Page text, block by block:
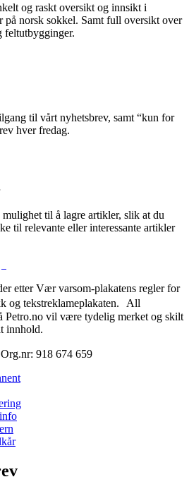
og raskt oversikt og innsikt i
på norsk sokkel. Samt full oversikt over
feltutbygginger.
til vårt nyhetsbrev, samt “kun for
hver fredag.
mulighet til å lagre artikler, slik at du
til relevante eller interessante artikler
etter Vær varsom-plakatens regler for
og tekstreklameplakaten. All
Petro.no vil være tydelig merket og skilt
innhold.
918 674 659